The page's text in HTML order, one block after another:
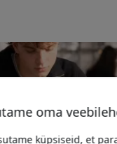
oma
küpsiseid, et